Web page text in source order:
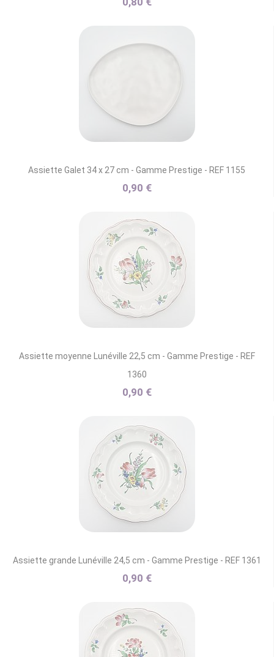
Assiette Galet 34 x 27 cm - Gamme Prestige - REF 1155
0,90 €
Assiette moyenne Lunéville 22,5 cm - Gamme Prestige - REF
1360
0,90 €
Assiette grande Lunéville 24,5 cm - Gamme Prestige - REF 1361
0,90 €